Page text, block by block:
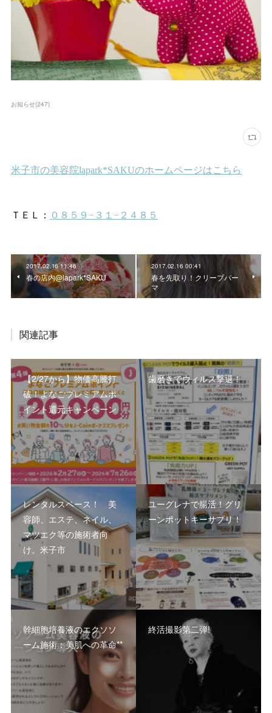
お知らせ(247)
2017.02.16 11:46
春の店内@lapark*SAKU
2017.02.16 00:41
春を先取り！クリープパー
マ
関連記事
【2/27から】物価高騰打
破！よなごプレミアムポ
イント還元キャンペーン
歯磨きでウィルス撃退！
レンタルスペース！ 美
容師、エステ、ネイル、
マツエク等の施術者向
け。米子市
ユーグレナで腸活！グリ
ーンポットキーサプリ！
幹細胞培養液のエクソソ
ーム施術：美肌への革命**
終活撮影第二弾!